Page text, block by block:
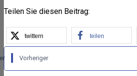
Teilen Sie diesen Beitrag:
twittern teilen
Vorheriger